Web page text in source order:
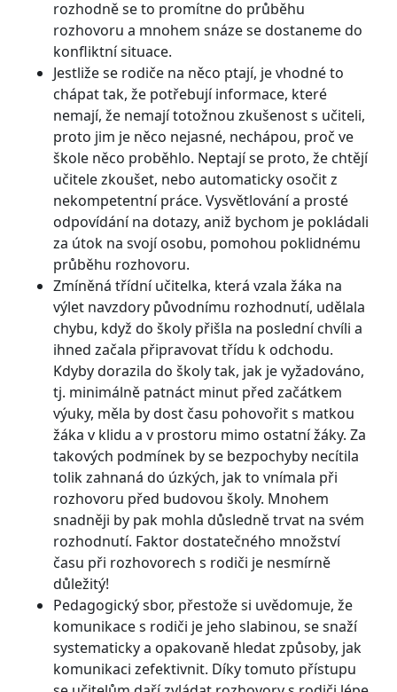
rozhodně se to promítne do průběhu
rozhovoru a mnohem snáze se dostaneme do
konfliktní situace.
Jestliže se rodiče na něco ptají, je vhodné to
chápat tak, že potřebují informace, které
nemají, že nemají totožnou zkušenost s učiteli,
proto jim je něco nejasné, nechápou, proč ve
škole něco proběhlo. Neptají se proto, že chtějí
učitele zkoušet, nebo automaticky osočit z
nekompetentní práce. Vysvětlování a prosté
odpovídání na dotazy, aniž bychom je pokládali
za útok na svojí osobu, pomohou poklidnému
průběhu rozhovoru.
Zmíněná třídní učitelka, která vzala žáka na
výlet navzdory původnímu rozhodnutí, udělala
chybu, když do školy přišla na poslední chvíli a
ihned začala připravovat třídu k odchodu.
Kdyby dorazila do školy tak, jak je vyžadováno,
tj. minimálně patnáct minut před začátkem
výuky, měla by dost času pohovořit s matkou
žáka v klidu a v prostoru mimo ostatní žáky. Za
takových podmínek by se bezpochyby necítila
tolik zahnaná do úzkých, jak to vnímala při
rozhovoru před budovou školy. Mnohem
snadněji by pak mohla důsledně trvat na svém
rozhodnutí. Faktor dostatečného množství
času při rozhovorech s rodiči je nesmírně
důležitý!
Pedagogický sbor, přestože si uvědomuje, že
komunikace s rodiči je jeho slabinou, se snaží
systematicky a opakovaně hledat způsoby, jak
komunikaci zefektivnit. Díky tomuto přístupu